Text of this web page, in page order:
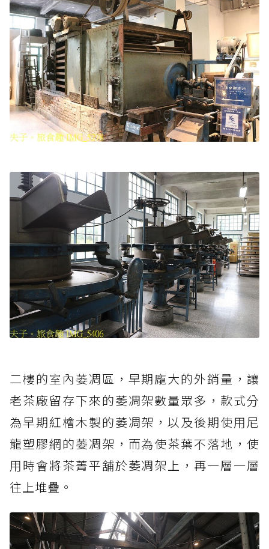
二樓的室內萎凋區，早期龐大的外銷量，讓
老茶廠留存下來的萎凋架數量眾多，款式分
為早期紅檜木製的萎凋架，以及後期使用尼
龍塑膠網的萎凋架，而為使茶葉不落地，使
用時會將茶菁平舖於萎凋架上，再一層一層
往上堆疊。